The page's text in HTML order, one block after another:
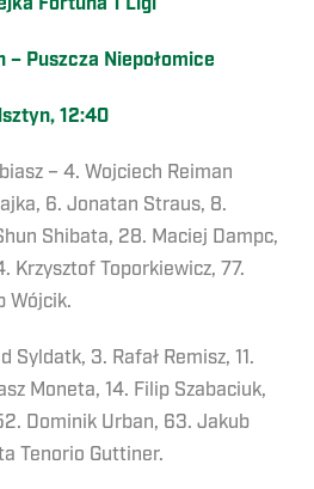
– Puszcza Niepołomice
12:40
– 4. Wojciech Reiman
6. Jonatan Straus, 8.
Shibata, 28. Maciej Dampc,
Krzysztof Toporkiewicz, 77.
Wójcik.
Syldatk, 3. Rafał Remisz, 11.
Moneta, 14. Filip Szabaciuk,
Dominik Urban, 63. Jakub
Tenorio Guttiner.